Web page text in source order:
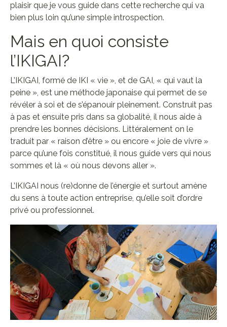
plaisir que je vous guide dans cette recherche qui va
bien plus loin qu’une simple introspection.
Mais en quoi consiste
l’IKIGAI?
L’IKIGAI, formé de IKI « vie », et de GAI, « qui vaut la
peine », est une méthode japonaise qui permet de se
révéler à soi et de s’épanouir pleinement. Construit pas
à pas et ensuite pris dans sa globalité, il nous aide à
prendre les bonnes décisions. Littéralement on le
traduit par « raison d’être » ou encore « joie de vivre »
parce qu’une fois constitué, il nous guide vers qui nous
sommes et là « où nous devons aller ».
L’IKIGAI nous (re)donne de l’énergie et surtout amène
du sens à toute action entreprise, qu’elle soit d’ordre
privé ou professionnel.